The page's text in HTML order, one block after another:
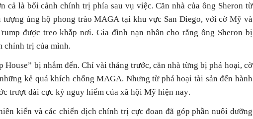
cả là bối cảnh chính trị phía sau vụ việc. Căn nhà của ông Sheron từ
tượng ủng hộ phong trào MAGA tại khu vực San Diego, với cờ Mỹ và
được treo khắp nơi. Gia đình nạn nhân cho rằng ông Sheron bị
chính trị của mình.
bị nhắm đến. Chỉ vài tháng trước, căn nhà từng bị phá hoại, cờ
kẻ quá khích chống MAGA. Nhưng từ phá hoại tài sản đến hành
trượt dài cực kỳ nguy hiểm của xã hội Mỹ hiện nay.
kiến và các chiến dịch chính trị cực đoan đã góp phần nuôi dưỡng